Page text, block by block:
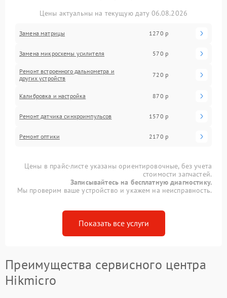
Цены актуальны на текущую дату 06.08.2026
Замена матрицы 1270 р
Замена микросхемы усилителя 570 р
Ремонт встроенного дальнометра и
других устройств
720 р
Калибровка и настройка 870 р
Ремонт датчика синхроимпульсов 1570 р
Ремонт оптики 2170 р
Цены в прайс-листе указаны ориентировочные, без учета
стоимости запчастей.
Записывайтесь на бесплатную диагностику.
Мы проверим ваше устройство и укажем на неисправность.
Показать все услуги
Преимущества сервисного центра
Hikmicro